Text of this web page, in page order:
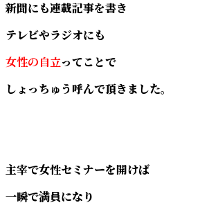
新聞にも連載記事を書き
テレビやラジオにも
女性の自立ってことで
しょっちゅう呼んで頂きました。
主宰で女性セミナーを開けば
一瞬で満員になり